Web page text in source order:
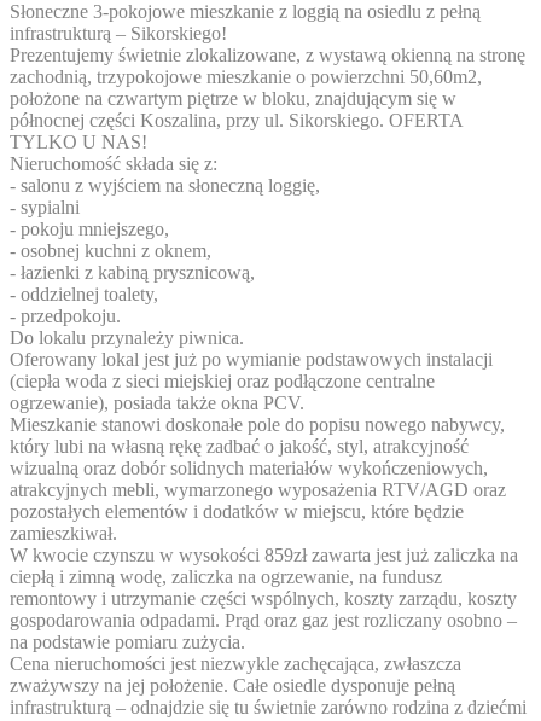
Słoneczne 3-pokojowe mieszkanie z loggią na osiedlu z pełną
infrastrukturą – Sikorskiego!
Prezentujemy świetnie zlokalizowane, z wystawą okienną na stronę
zachodnią, trzypokojowe mieszkanie o powierzchni 50,60m2,
położone na czwartym piętrze w bloku, znajdującym się w
północnej części Koszalina, przy ul. Sikorskiego. OFERTA
TYLKO U NAS!
Nieruchomość składa się z:
- salonu z wyjściem na słoneczną loggię,
- sypialni
- pokoju mniejszego,
- osobnej kuchni z oknem,
- łazienki z kabiną prysznicową,
- oddzielnej toalety,
- przedpokoju.
Do lokalu przynależy piwnica.
Oferowany lokal jest już po wymianie podstawowych instalacji
(ciepła woda z sieci miejskiej oraz podłączone centralne
ogrzewanie), posiada także okna PCV.
Mieszkanie stanowi doskonałe pole do popisu nowego nabywcy,
który lubi na własną rękę zadbać o jakość, styl, atrakcyjność
wizualną oraz dobór solidnych materiałów wykończeniowych,
atrakcyjnych mebli, wymarzonego wyposażenia RTV/AGD oraz
pozostałych elementów i dodatków w miejscu, które będzie
zamieszkiwał.
W kwocie czynszu w wysokości 859zł zawarta jest już zaliczka na
ciepłą i zimną wodę, zaliczka na ogrzewanie, na fundusz
remontowy i utrzymanie części wspólnych, koszty zarządu, koszty
gospodarowania odpadami. Prąd oraz gaz jest rozliczany osobno –
na podstawie pomiaru zużycia.
Cena nieruchomości jest niezwykle zachęcająca, zwłaszcza
zważywszy na jej położenie. Całe osiedle dysponuje pełną
infrastrukturą – odnajdzie się tu świetnie zarówno rodzina z dziećmi